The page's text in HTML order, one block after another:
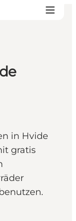
in Hvide
gratis